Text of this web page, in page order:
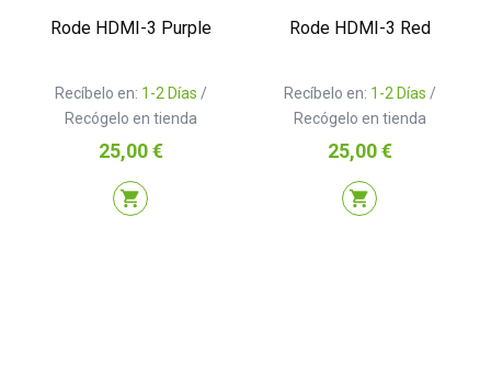
Rode HDMI-3 Purple
Recíbelo en: 1-2 Días /
Recógelo en tienda
Precio
25,00 €
shopping_cart
Rode HDMI-3 Red
Recíbelo en: 1-2 Días /
Recógelo en tienda
Precio
25,00 €
shopping_cart